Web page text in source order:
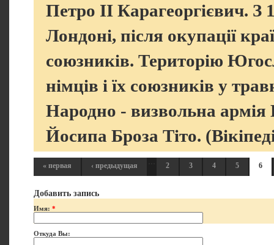
Петро ІІ Карагеоргієвич. З
Лондоні, після окупації
союзників. Територію
німців і їх союзників у
Народно - визвольна
Йосипа Броза Тіто.
« первая ‹ предыдущая 2 3 4 5 6
Добавить запись
Имя: *
Откуда Вы: